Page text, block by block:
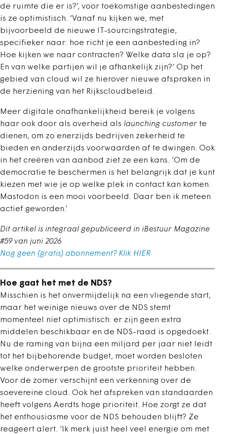
de ruimte die er is?’, voor toekomstige aanbestedingen
is ze optimistisch. ‘Vanaf nu kijken we, met
bijvoorbeeld de nieuwe IT-sourcingstrategie,
specifieker naar: hoe richt je een aanbesteding in?
Hoe kijken we naar contracten? Welke data sla je op?
En van welke partijen wil je afhankelijk zijn?’ Op het
gebied van cloud wil ze hierover nieuwe afspraken in
de herziening van het Rijkscloudbeleid.
Meer digitale onafhankelijkheid bereik je volgens
haar ook door als overheid als launching customer te
dienen, om zo enerzijds bedrijven zekerheid te
bieden en anderzijds voorwaarden af te dwingen. Ook
in het creëren van aanbod ziet ze een kans. ‘Om de
democratie te beschermen is het belangrijk dat je kunt
kiezen met wie je op welke plek in contact kan komen.
Mastodon is een mooi voorbeeld. Daar ben ik meteen
actief geworden.’
Dit artikel is integraal gepubliceerd in iBestuur Magazine
#59 van juni 2026
Nog geen (gratis) abonnement? Klik HIER
Hoe gaat het met de NDS?
Misschien is het onvermijdelijk na een vliegende start,
maar het weinige nieuws over de NDS stemt
momenteel niet optimistisch: er zijn geen extra
middelen beschikbaar en de NDS-raad is opgedoekt.
Nu de raming van bijna een miljard per jaar niet leidt
tot het bijbehorende budget, moet worden besloten
welke onderwerpen de grootste prioriteit hebben.
Voor de zomer verschijnt een verkenning over de
soevereine cloud. Ook het afspreken van standaarden
heeft volgens Aerdts hoge prioriteit. Hoe zorgt ze dat
het enthousiasme voor de NDS behouden blijft? Ze
reageert alert. ‘Ik merk juist heel veel energie om met